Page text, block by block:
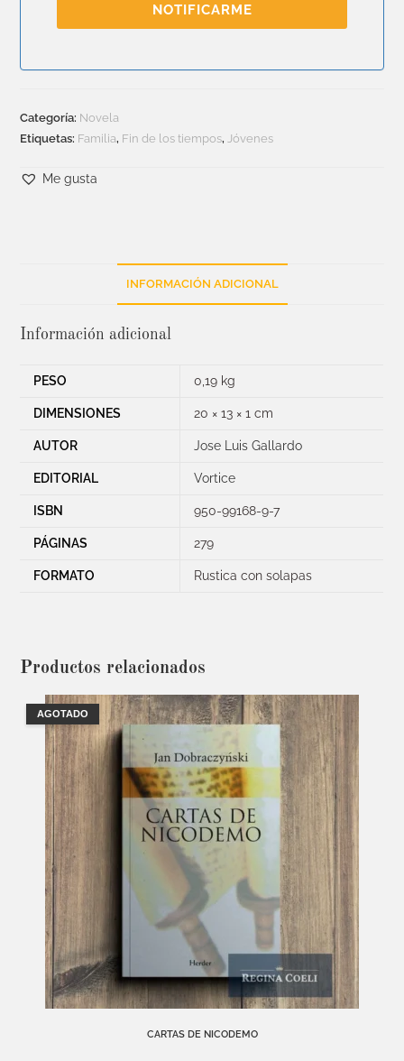
NOTIFICARME
Categoría: Novela
Etiquetas: Familia, Fin de los tiempos, Jóvenes
Me gusta
INFORMACIÓN ADICIONAL
Información adicional
PESO 0,19 kg
DIMENSIONES 20 × 13 × 1 cm
AUTOR Jose Luis Gallardo
EDITORIAL Vortice
ISBN 950-99168-9-7
PÁGINAS 279
FORMATO Rustica con solapas
Productos relacionados
AGOTADO
CARTAS DE NICODEMO